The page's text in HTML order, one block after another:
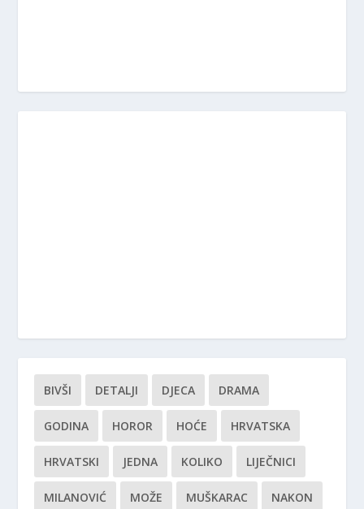
BIVŠI DETALJI DJECA DRAMA
GODINA HOROR HOĆE HRVATSKA
HRVATSKI JEDNA KOLIKO LIJEČNICI
MILANOVIĆ MOŽE MUŠKARAC NAKON